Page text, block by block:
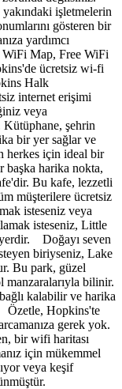
işletmelerin
gösteren bir
yardımcı
WiFi Map, Free WiFi
ücretsiz wi-fi
Halk
internet erişimi
veya
Kütüphane, şehrin
bir yer sağlar ve
herkes için ideal bir
harika nokta,
Bu kafe, lezzetli
müşterilere ücretsiz
isteseniz veya
isteseniz, Little
Doğayı seven
biriyseniz, Lake
Bu park, güzel
manzaralarıyla bilinir.
kalabilir ve harika
Özetle, Hopkins'te
gerek yok.
bir wifi haritası
için mükemmel
veya keşif